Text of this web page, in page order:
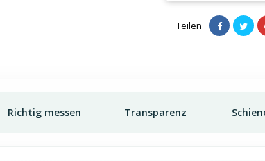
Teilen
Richtig messen Transparenz